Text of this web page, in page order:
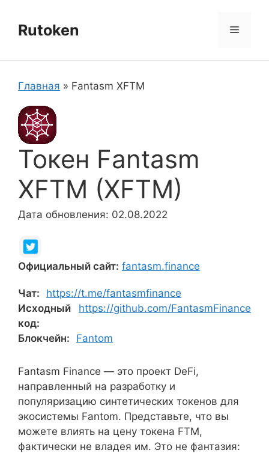
содержимому
Rutoken Меню
Главная » Fantasm XFTM
Токен Fantasm
XFTM (XFTM)
Дата обновления: 02.08.2022
Официальный сайт: fantasm.finance
Чат:
https://t.me/fantasmfinance
Исходный
код:
https://github.com/FantasmFinance
Блокчейн: Fantom
Fantasm Finance — это проект DeFi,
направленный на разработку и
популяризацию синтетических токенов для
экосистемы Fantom. Представьте, что вы
можете влиять на цену токена FTM,
фактически не владея им. Это не фантазия: